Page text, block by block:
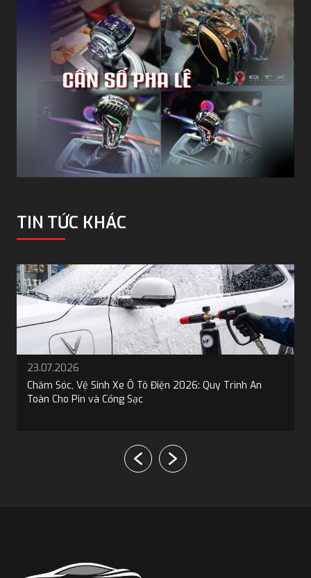
TIN TỨC KHÁC
23.07.2026
Chăm Sóc, Vệ Sinh Xe Ô Tô Điện 2026: Quy Trình An
Toàn Cho Pin và Cổng Sạc